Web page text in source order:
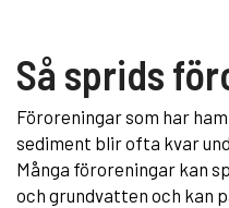
Så sprids
Föroreningar som har
sediment blir ofta kvar
Många föroreningar kan
och grundvatten och kan